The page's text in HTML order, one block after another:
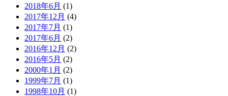
2018年6月 (1)
2017年12月 (4)
2017年7月 (1)
2017年6月 (2)
2016年12月 (2)
2016年5月 (2)
2000年1月 (2)
1999年7月 (1)
1998年10月 (1)